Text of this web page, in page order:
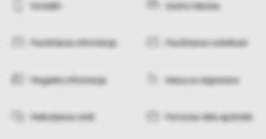
Kontakti Izmēru tabulas
Pasūtīšanas informācija Pasūtīšanas noteikumi
Piegādes informācija Maiņa un atgriešana
Maksāšanas veidi Personas datu apstrāde